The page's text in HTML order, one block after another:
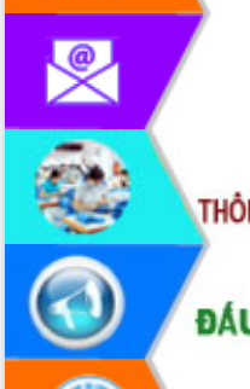
Hội thảo góp ý hồ sơ điều chỉnh quy
hoạch tỉnh Đắk Lắk thời kỳ 2021-2030,
tầm nhìn đến năm 2050
Nâng cao hiệu quả hoạt động của các
doanh nghiệp nhà nước
Hội nghị triển khai kết nối mạng
truyền số liệu chuyên dùng phục vụ cơ
quan Đảng, Nhà nước
Lễ phát động chuỗi hoạt động chung
tay làm sạch môi trường
Xã Ea Kar bước chuyển mình trong
công tác cải cách hành chính mô hình
mới
UBND tỉnh họp báo định kỳ tháng 4
năm 2026